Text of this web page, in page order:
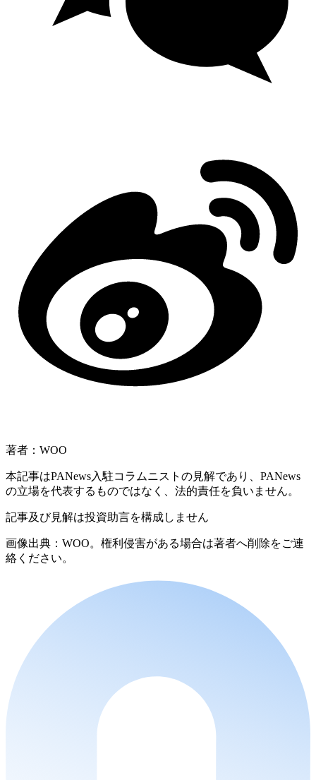
著者：WOO
本記事はPANews入駐コラムニストの見解であり、PANews
の立場を代表するものではなく、法的責任を負いません。
記事及び見解は投資助言を構成しません
画像出典：WOO。権利侵害がある場合は著者へ削除をご連
絡ください。